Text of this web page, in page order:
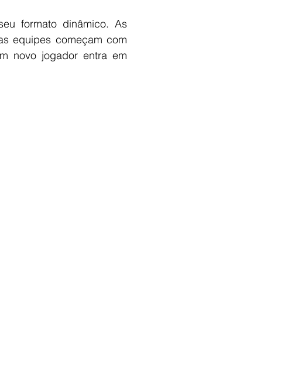
formato dinâmico. As
equipes começam com
novo jogador entra em